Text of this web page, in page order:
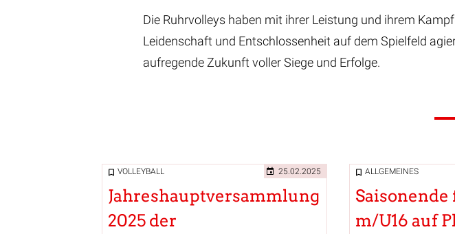
Die Ruhrvolleys haben mit ihrer Leistung und ihrem
Leidenschaft und Entschlossenheit auf dem Spielfeld
aufregende Zukunft voller Siege und Erfolge.
VOLLEYBALL 25.02.2025
Jahreshauptversammlung
2025 der
ALLGEMEINES
Saisonende
m/U16 auf